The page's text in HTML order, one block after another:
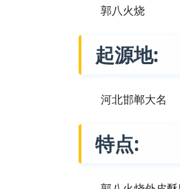
郭八火烧
起源地:
河北邯郸大名
特点: